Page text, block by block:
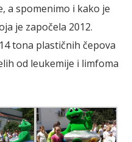
a spomenimo i kako je
je započela 2012.
tona plastičnih čepova
od leukemije i limfoma